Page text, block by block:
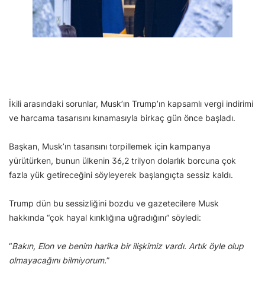
İkili arasındaki sorunlar, Musk’ın Trump’ın kapsamlı vergi indirimi
ve harcama tasarısını kınamasıyla birkaç gün önce başladı.
Başkan, Musk’ın tasarısını torpillemek için kampanya
yürütürken, bunun ülkenin 36,2 trilyon dolarlık borcuna çok
fazla yük getireceğini söyleyerek başlangıçta sessiz kaldı.
Trump dün bu sessizliğini bozdu ve gazetecilere Musk
hakkında “çok hayal kırıklığına uğradığını” söyledi:
“Bakın, Elon ve benim harika bir ilişkimiz vardı. Artık öyle olup
olmayacağını bilmiyorum.”